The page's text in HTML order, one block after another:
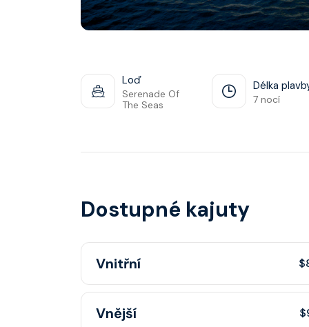
Loď
Serenade Of
The Seas
Délka
7 nocí
Dostupné kajuty
Vnitřní
Vnitřní kajuta poskytuje pohovku, fén,
sprchou, šatnu, nastavitelnou klimatizaci,
Vnější